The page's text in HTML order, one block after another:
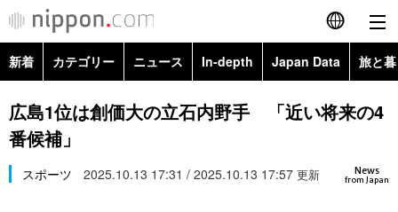
English
简体字
カテゴリー
新着 カテゴリー ニュース In-depth Japan Data 旅と
政治・外交
経済・ビジネス
Topics
広島1位は創価大の立石内野手 「近い将来の4
番候補」
News
from Japan
スポーツ 2025.10.13 17:31 / 2025.10.13 17:57 更新